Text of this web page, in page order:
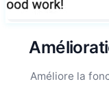
Améliore la